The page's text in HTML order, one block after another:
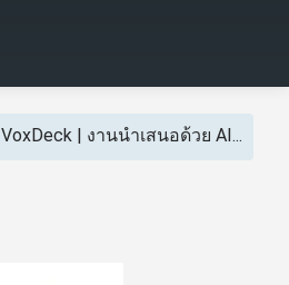
VoxDeck | งานนำเสนอด้วย AI...